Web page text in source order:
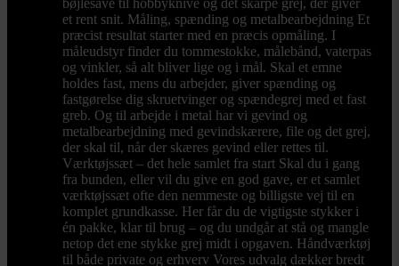
bøjlesave til hobbyknive og det skarpe grej, der giver
et rent snit. Måling, spænding og metalbearbejdning Et
præcist resultat starter med en præcis opmåling. I
måleudstyr finder du tommestokke, målebånd, vaterpas
og vinkler, så alt bliver lige og i mål. Skal et emne
holdes fast, mens du arbejder, giver spænding og
fastgørelse dig skruetvinger og spændegrej med et fast
greb. Og til arbejde i metal har vi gevind og
metalbearbejdning med gevindskærere, file og det grej,
der skal til, når der skæres gevind eller rettes til.
Værktøjssæt – det hele samlet fra start Skal du i gang
fra bunden, eller vil du give en god gave, er et samlet
værktøjssæt ofte den nemmeste og billigste vej til en
komplet grundkasse. Her får du de vigtigste stykker i
én pakke, klar til brug – og du undgår at stå og mangle
netop det ene stykke grej midt i opgaven. Håndværktøj
til både private og erhverv Vores udvalg dækker bredt